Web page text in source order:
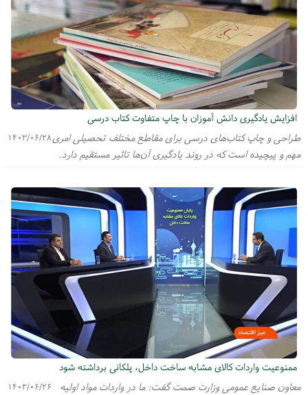
افزایش یادگیری دانش آموزان با چاپ متفاوت کتاب درسی
۱۴۰۳/۰۶/۲۸طراحی و چاپ کتاب‌های درسی برای مقاطع مختلف تحصیلی امری
مهم و پیچیده است که در روند یادگیری آن‌ها تاثیر مستقیم دارد.
ممنوعیت واردات کالای مشابه ساخت داخل، پلکانی برداشته شود
۱۴۰۳/۰۶/۲۶
معاون صنایع عمومی وزارت صمت گفت: ما در واردات مواد اولیه